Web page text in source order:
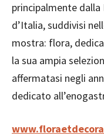
principalmente
d’Italia, suddivisi
mostra: flora,
la sua ampia
affermatasi negli
dedicato